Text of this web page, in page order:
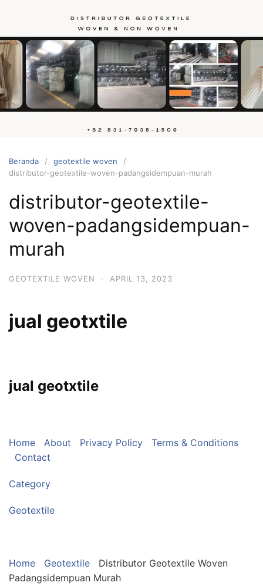
konten
Hubungi
kami
Beranda
geotextile woven
distributor-geotextile-woven-padangsidempuan-murah
distributor-geotextile-
woven-padangsidempuan-
murah
GEOTEXTILE WOVEN · APRIL 13, 2023
jual geotxtile
jual geotxtile
Home About Privacy Policy
Terms & Conditions
Contact
Category
Geotextile
Home Geotextile
Distributor Geotextile Woven
Padangsidempuan Murah